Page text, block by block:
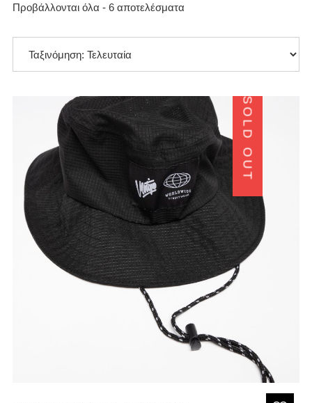
Προβάλλονται όλα - 6 αποτελέσματαSorted
SOLD OUT